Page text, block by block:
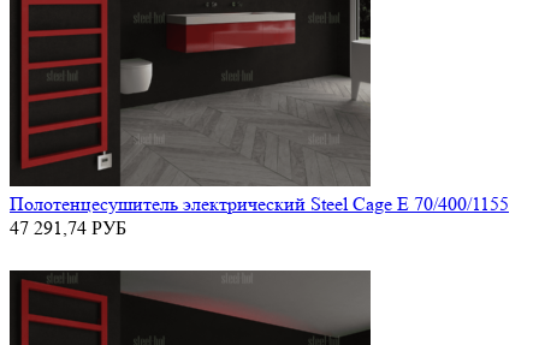
Полотенцесушитель электрический Steel Cage E 70/400/1155
47 291,74 РУБ